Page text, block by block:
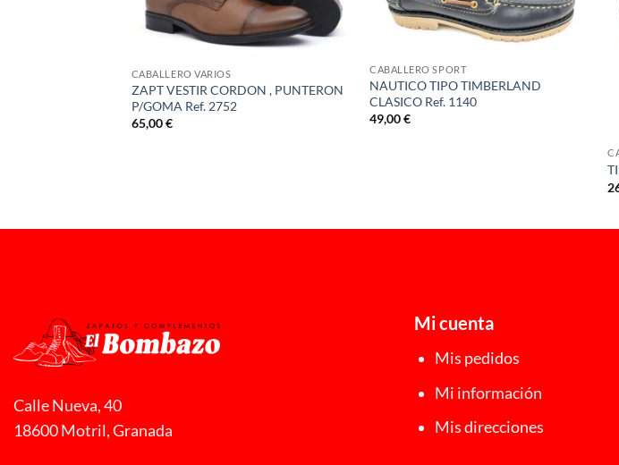
CABALLERO VARIOS
ZAPT VESTIR CORDON , PUNTERON
P/GOMA Ref. 2752
65,00€
CABALLERO SPORT
NAUTICO TIPO TIMBERLAND
CLASICO Ref. 1140
49,00€
Calle Nueva, 40
18600 Motril, Granada
Mi cuenta
Mis pedidos
Mi información
Mis direcciones